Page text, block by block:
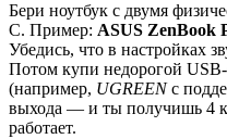
Бери ноутбук с двумя
C. Пример: ASUS ZenBook
Убедись, что в настройках
Потом купи недорогой
(например, UGREENс
выхода — и ты получишь 4
работает.